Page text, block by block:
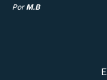
Por M.B